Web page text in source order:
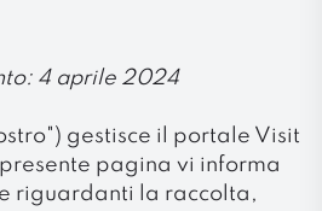
4 aprile 2024
gestisce il portale Visit
pagina vi informa
riguardanti la raccolta,